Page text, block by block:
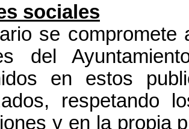
sociales
se
del
en estos
respetando
y en la propia